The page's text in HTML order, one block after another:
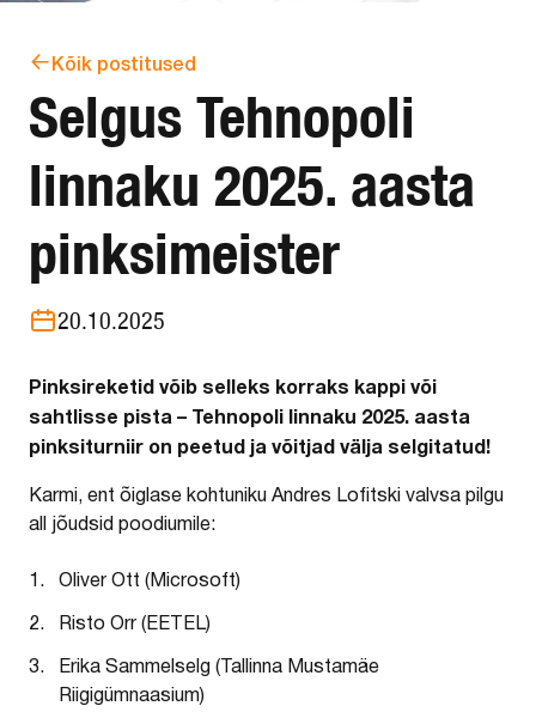
Kõik postitused
Selgus Tehnopoli
linnaku 2025. aasta
pinksimeister
20.10.2025
Pinksireketid võib selleks korraks kappi või
sahtlisse pista – Tehnopoli linnaku 2025. aasta
pinksiturniir on peetud ja võitjad välja selgitatud!
Karmi, ent õiglase kohtuniku Andres Lofitski valvsa pilgu
all jõudsid poodiumile:
Oliver Ott (Microsoft)
Risto Orr (EETEL)
Erika Sammelselg (Tallinna Mustamäe
Riigigümnaasium)